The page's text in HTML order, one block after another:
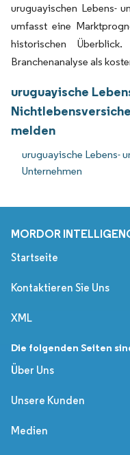
uruguayischen Lebens-
umfasst eine
historischen
Branchenanalyse als
uruguayische
melden
uruguayische Lebens-
Unternehmen
MORDOR
Startseite
Kontaktieren Sie Uns
XML
Die folgenden Seiten
Über Uns
Unsere Kunden
Medien